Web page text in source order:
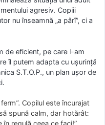
agresiv. Copiii
nu înseamnă „a pârî”, ci a
de eficient, pe care l-am
îl putem adapta cu ușurință
S.T.O.P., un plan ușor de
Copilul este încurajat
spună calm, dar hotărât: